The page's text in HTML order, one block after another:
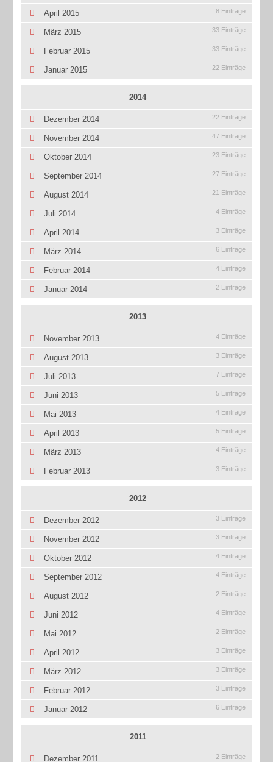
April 2015 8 Einträge
März 2015 33 Einträge
Februar 2015 33 Einträge
Januar 2015 22 Einträge
2014
Dezember 2014 22 Einträge
November 2014 47 Einträge
Oktober 2014 23 Einträge
September 2014 27 Einträge
August 2014 21 Einträge
Juli 2014 4 Einträge
April 2014 3 Einträge
März 2014 6 Einträge
Februar 2014 4 Einträge
Januar 2014 2 Einträge
2013
November 2013 4 Einträge
August 2013 3 Einträge
Juli 2013 7 Einträge
Juni 2013 5 Einträge
Mai 2013 4 Einträge
April 2013 5 Einträge
März 2013 4 Einträge
Februar 2013 3 Einträge
2012
Dezember 2012 3 Einträge
November 2012 3 Einträge
Oktober 2012 4 Einträge
September 2012 4 Einträge
August 2012 2 Einträge
Juni 2012 4 Einträge
Mai 2012 2 Einträge
April 2012 3 Einträge
März 2012 3 Einträge
Februar 2012 3 Einträge
Januar 2012 6 Einträge
2011
Dezember 2011 2 Einträge